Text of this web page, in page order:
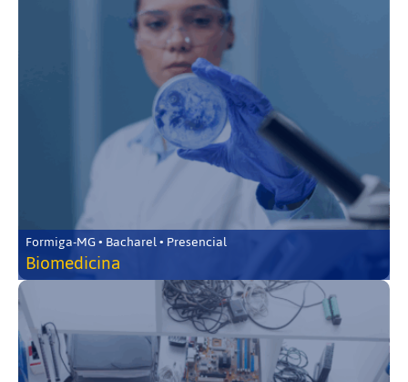
Formiga-MG • Bacharel • Presencial
Biomedicina